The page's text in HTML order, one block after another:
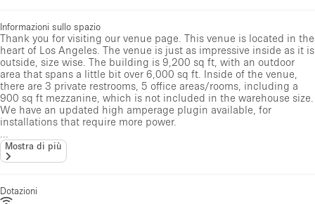
Informazioni sullo spazio
Thank you for visiting our venue page. This venue is located in the
heart of Los Angeles. The venue is just as impressive inside as it is
outside, size wise. The building is 9,200 sq ft, with an outdoor
area that spans a little bit over 6,000 sq ft. Inside of the venue,
there are 3 private restrooms, 5 office areas/rooms, including a
900 sq ft mezzanine, which is not included in the warehouse size.
We have an updated high amperage plugin available, for
installations that require more power.
Mostra di più
Dotazioni